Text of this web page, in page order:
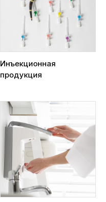
Инъекционная
продукция